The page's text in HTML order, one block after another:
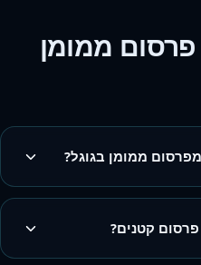
ממומן
ממומן בגוגל?
קטנים?